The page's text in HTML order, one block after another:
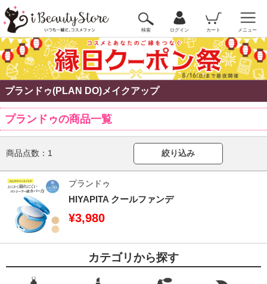
検索 ログイン カート メニュー
プランドゥ(PLAN DO)メイクアップ
プランドゥの商品一覧
商品点数： 1 絞り込み
プランドゥ
HIYAPITA クールファンデ
¥3,980
カテゴリから探す